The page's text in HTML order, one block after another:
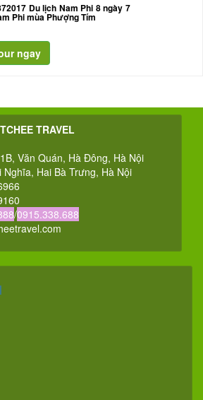
Du lịch Nam Phi 8 ngày 7
Phi mùa Phượng Tím
TRAVEL
Văn Quán, Hà Đông, Hà Nội
Hai Bà Trưng, Hà Nội
/0915.338.688